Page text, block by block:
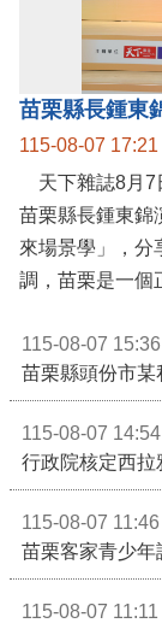
115-08-07 17:21
天下雜誌8月7
苗栗縣長鍾東錦
來場景學」，分
115-08-07 15:36
苗栗縣頭份市
115-08-07 14:54
115-08-07 11:46
115-08-07 11:11